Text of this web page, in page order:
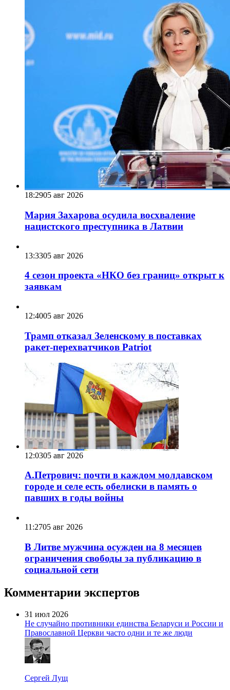
18:2905 авг 2026
Мария Захарова осудила восхваление
нацистского преступника в Латвии
13:3305 авг 2026
4 сезон проекта «НКО без границ» открыт к
заявкам
12:4005 авг 2026
Трамп отказал Зеленскому в поставках
ракет-перехватчиков Patriot
12:0305 авг 2026
А.Петрович: почти в каждом молдавском
городе и селе есть обелиски в память о
павших в годы войны
11:2705 авг 2026
В Литве мужчина осужден на 8 месяцев
ограничения свободы за публикацию в
социальной сети
Комментарии экспертов
31 июл 2026
Не случайно противники единства Беларуси и России и
Православной Церкви часто одни и те же люди
Сергей Лущ